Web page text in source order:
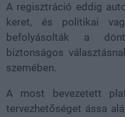
A regisztráció eddig
keret, és politikai
befolyásolták a
biztonságos
szemében.
A most bevezetett
tervezhetőséget ássa